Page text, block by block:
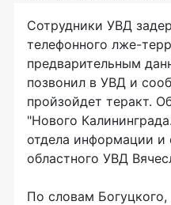
Сотрудники УВД
телефонного лже-
предварительным
позвонил в УВД и
пройзойдет теракт.
"Нового
отдела информации и
областного УВД
По словам